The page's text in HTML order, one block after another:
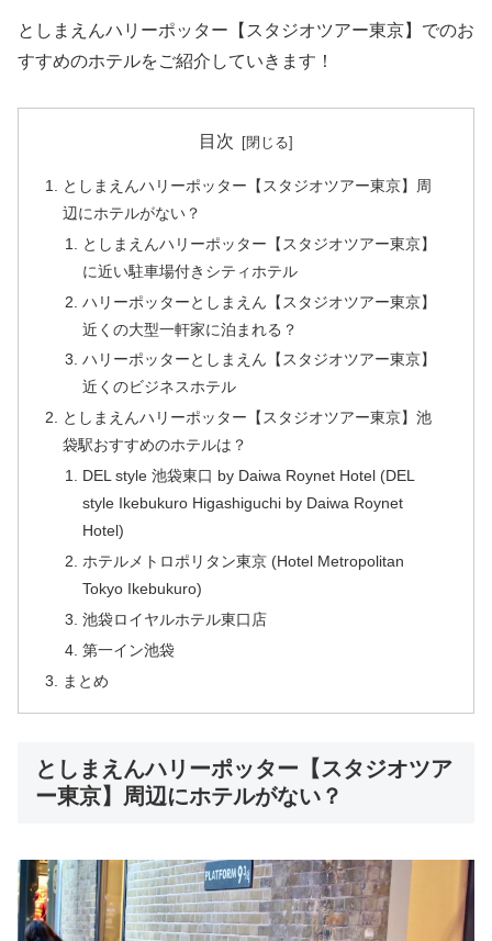
としまえんハリーポッター【スタジオツアー東京】でのお
すすめのホテルをご紹介していきます！
目次
としまえんハリーポッター【スタジオツアー東京】周
辺にホテルがない？
としまえんハリーポッター【スタジオツアー東京】
に近い駐車場付きシティホテル
ハリーポッターとしまえん【スタジオツアー東京】
近くの大型一軒家に泊まれる？
ハリーポッターとしまえん【スタジオツアー東京】
近くのビジネスホテル
としまえんハリーポッター【スタジオツアー東京】池
袋駅おすすめのホテルは？
DEL style 池袋東口 by Daiwa Roynet Hotel (DEL
style Ikebukuro Higashiguchi by Daiwa Roynet
Hotel)
ホテルメトロポリタン東京 (Hotel Metropolitan
Tokyo Ikebukuro)
池袋ロイヤルホテル東口店
第一イン池袋
まとめ
としまえんハリーポッター【スタジオツア
ー東京】周辺にホテルがない？